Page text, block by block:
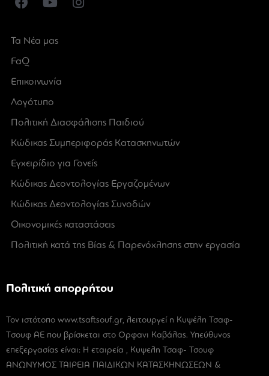
Τα Νέα μας
FaQ
Επικοινωνία
Λογότυπο
Πολιτική Διασφάλισης Παιδιού
Κώδικας Συμπεριφοράς Κατασκηνωτών
Εγχειρίδιο για Γονείς
Κώδικας Δεοντολογίας Εργαζομένων
Κώδικας Δεοντολογίας Συνοδών
Οικονομικές καταστάσεις
Πολιτική κατά της Βίας & Παρενόχλησης στην εργασία
Πολιτική απορρήτου
Τον ιστότοπο www.tsaftsouf.gr, λειτουργεί η Κυψέλη Τσαφ-
Tσουφ ΑΕ που βρίσκεται στο Ορφανι Καβάλας. Υπεύθυνος
επεξεργασίας είναι: Η εταιρεία , Κυψελη Τσαφ- Τσουφ
ΑΝΩΝΥΜΟΣ ΤΑΙΡΕΙΑ ΠΑΙΔΙΚΩΝ ΚΑΤΑΣΚΗΝΩΣΕΩΝ &